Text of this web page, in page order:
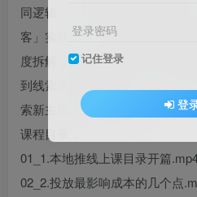
同逻辑，只能看着同行低价抢
客」实战课，专为想抢占线索
度拆解“入推”政策红利与双平台
到线索承接全流程落地，帮你
索新主场上快速抢跑！
课程目录：
01_1.本地推线上课目录开篇
02_2.投放最影响成本的几个点
登录密码
记住登录
登